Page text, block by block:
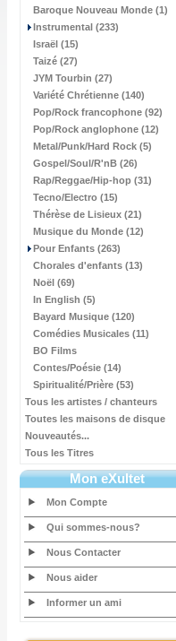
Baroque Nouveau Monde (1)
Instrumental (233)
Israël (15)
Taizé (27)
JYM Tourbin (27)
Variété Chrétienne (140)
Pop/Rock francophone (92)
Pop/Rock anglophone (12)
Metal/Punk/Hard Rock (5)
Gospel/Soul/R'nB (26)
Rap/Reggae/Hip-hop (31)
Tecno/Electro (15)
Thérèse de Lisieux (21)
Musique du Monde (12)
Pour Enfants (263)
Chorales d'enfants (13)
Noël (69)
In English (5)
Bayard Musique (120)
Comédies Musicales (11)
BO Films
Contes/Poésie (14)
Spiritualité/Prière (53)
Tous les artistes / chanteurs
Toutes les maisons de disque
Nouveautés...
Tous les Titres
Mon eXultet
Mon Compte
Qui sommes-nous?
Nous Contacter
Nous aider
Informer un ami